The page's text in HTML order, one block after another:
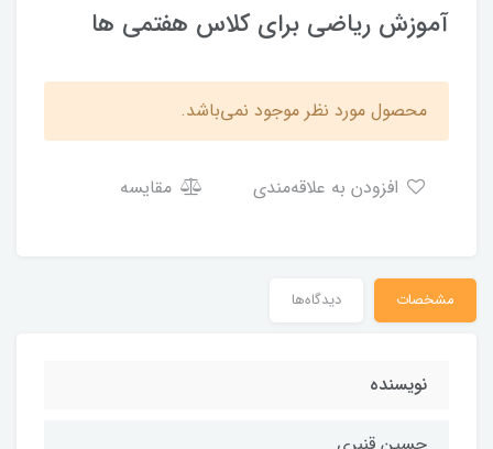
آموزش ریاضی برای کلاس هفتمی ها
محصول مورد نظر موجود نمی‌باشد.
مقایسه
مشخصات دیدگاه‌ها
نویسنده